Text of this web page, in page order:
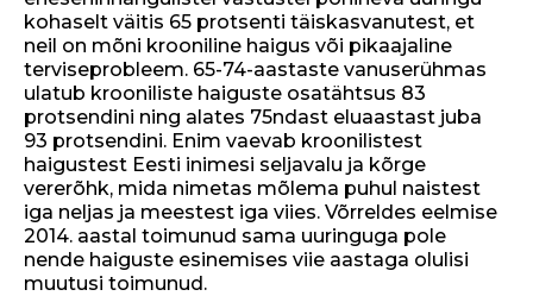
o
o
k
kohaselt väitis 65 protsenti täiskasvanutest, et
neil on mõni krooniline haigus või pikaajaline
terviseprobleem. 65-74-aastaste vanuserühmas
ulatub krooniliste haiguste osatähtsus 83
protsendini ning alates 75ndast eluaastast juba
93 protsendini. Enim vaevab kroonilistest
haigustest Eesti inimesi seljavalu ja kõrge
vererõhk, mida nimetas mõlema puhul naistest
iga neljas ja meestest iga viies. Võrreldes eelmise
2014. aastal toimunud sama uuringuga pole
nende haiguste esinemises viie aastaga olulisi
muutusi toimunud.